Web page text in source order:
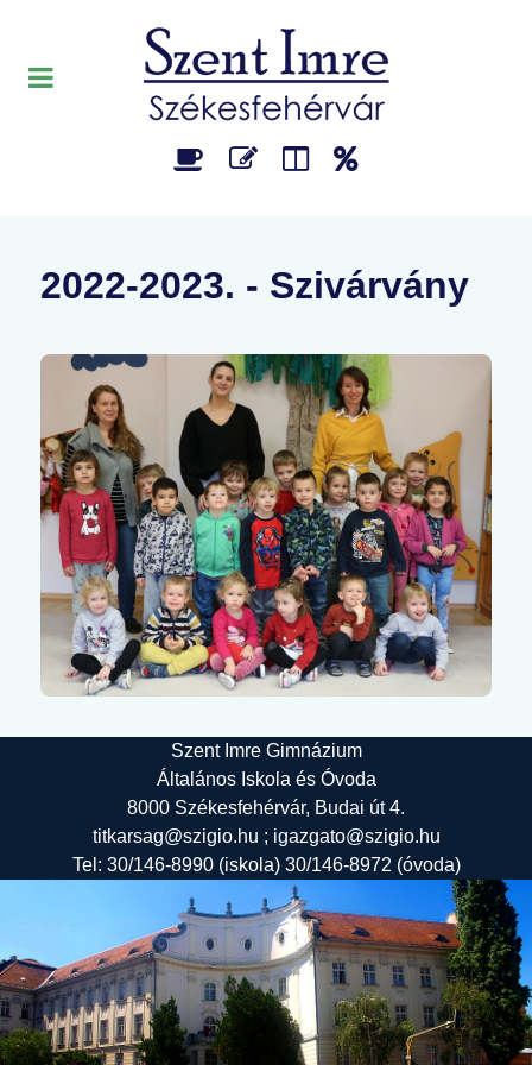
2022-2023. - Szivárvány
Szent Imre Gimnázium
Általános Iskola és Óvoda
8000 Székesfehérvár, Budai út 4.
titkarsag@szigio.hu ; igazgato@szigio.hu
Tel: 30/146-8990 (iskola) 30/146-8972 (óvoda)